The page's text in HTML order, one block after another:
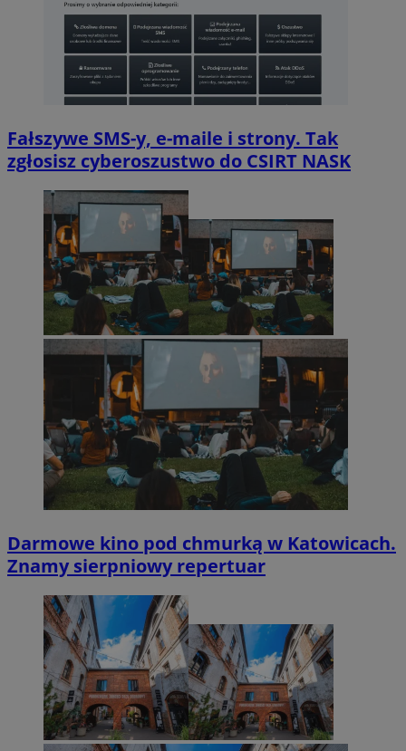
Fałszywe SMS-y, e-maile i strony. Tak
zgłosisz cyberoszustwo do CSIRT NASK
Darmowe kino pod chmurką w Katowicach.
Znamy sierpniowy repertuar